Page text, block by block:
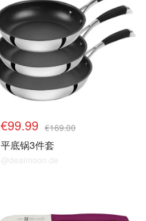
€99.99 €169.00
平底锅3件套
@dealmoon.de